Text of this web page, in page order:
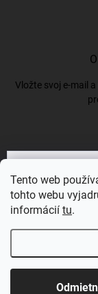
Tento web
tohto webu
informácií tu.
Vložte svoj e-mail
Vložením e-mailu
Copyright